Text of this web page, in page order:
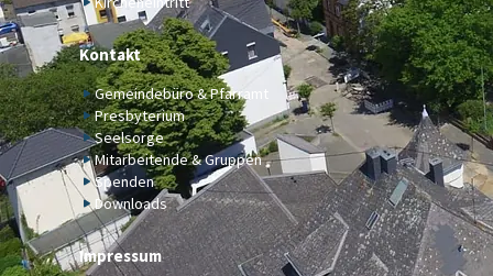
Kontakt
Gemeindebüro & Pfarramt
Presbyterium
Seelsorge
Mitarbeitende & Gruppen
Spenden
Downloads
Impressum